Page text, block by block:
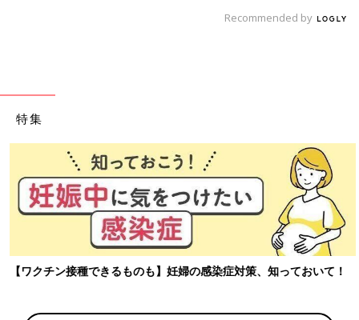
コロンとした丸いフォルムが可愛らしいこいのぼり
Recommended by
特集
【ワクチン接種できるものも】妊婦の感染症対策、知っておいて！